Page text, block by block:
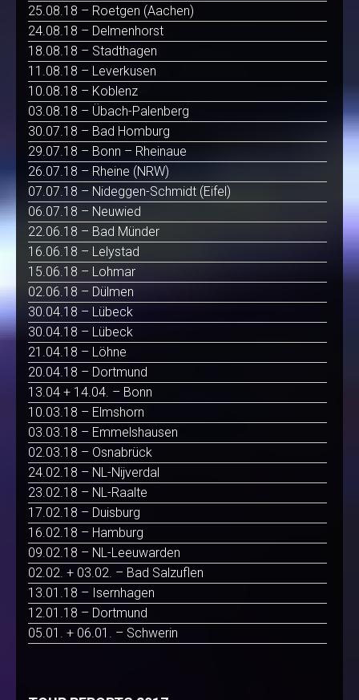
25.08.18 – Roetgen (Aachen)
24.08.18 – Delmenhorst
18.08.18 – Stadthagen
11.08.18 – Leverkusen
10.08.18 – Koblenz
03.08.18 – Übach-Palenberg
30.07.18 – Bad Homburg
29.07.18 – Bonn – Rheinaue
26.07.18 – Rheine (NRW)
07.07.18 – Nideggen-Schmidt (Eifel)
06.07.18 – Neuwied
22.06.18 – Bad Münder
16.06.18 – Lelystad
15.06.18 – Lohmar
02.06.18 – Dülmen
30.04.18 – Lübeck
30.04.18 – Lübeck
21.04.18 – Löhne
20.04.18 – Dortmund
13.04 + 14.04. – Bonn
10.03.18 – Elmshorn
03.03.18 – Emmelshausen
02.03.18 – Osnabrück
24.02.18 – NL-Nijverdal
23.02.18 – NL-Raalte
17.02.18 – Duisburg
16.02.18 – Hamburg
09.02.18 – NL-Leeuwarden
02.02. + 03.02. – Bad Salzuflen
13.01.18 – Isernhagen
12.01.18 – Dortmund
05.01. + 06.01. – Schwerin